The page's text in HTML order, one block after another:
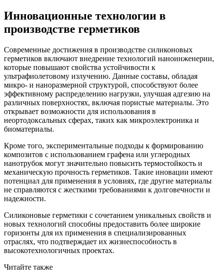
Инновационные технологии в
производстве герметиков
Современные достижения в производстве силиконовых
герметиков включают внедрение технологий наноинженерии,
которые повышают свойства устойчивости к
ультрафиолетовому излучению. Данные составы, обладая
микро- и наноразмерной структурой, способствуют более
эффективному распределению нагрузки, улучшая адгезию на
различных поверхностях, включая пористые материалы. Это
открывает возможности для использования в
неортодоксальных сферах, таких как микроэлектроника и
биоматериалы.
Кроме того, экспериментальные подходы к формированию
композитов с использованием графена или углеродных
нанотрубок могут значительно повысить термостойкость и
механическую прочность герметиков. Такие иновации имеют
потенциал для применения в условиях, где другие материалы
не справляются с жесткими требованиями к долговечности и
надежности.
Силиконовые герметики с сочетанием уникальных свойств и
новых технологий способны предоставить более широкие
горизонты для их применения в специализированных
отраслях, что подтверждает их жизнеспособность в
высокотехнологичных проектах.
Читайте также